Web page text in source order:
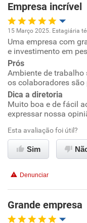
Recomenda esta
Recomenda a
Empresa incrível
Oportunidade de
Ambiente de trabalho
Conciliação com a
Benefícios
Recomenda a
15 Março 2025. Estagiária
Uma empresa com
e investimento em
Prós
Ambiente de trabalho
os colaboradores
Dica a diretoria
Muito boa e de fácil
expressar nossa
Esta avaliação foi útil?
Sim
Denunciar
Grande empresa